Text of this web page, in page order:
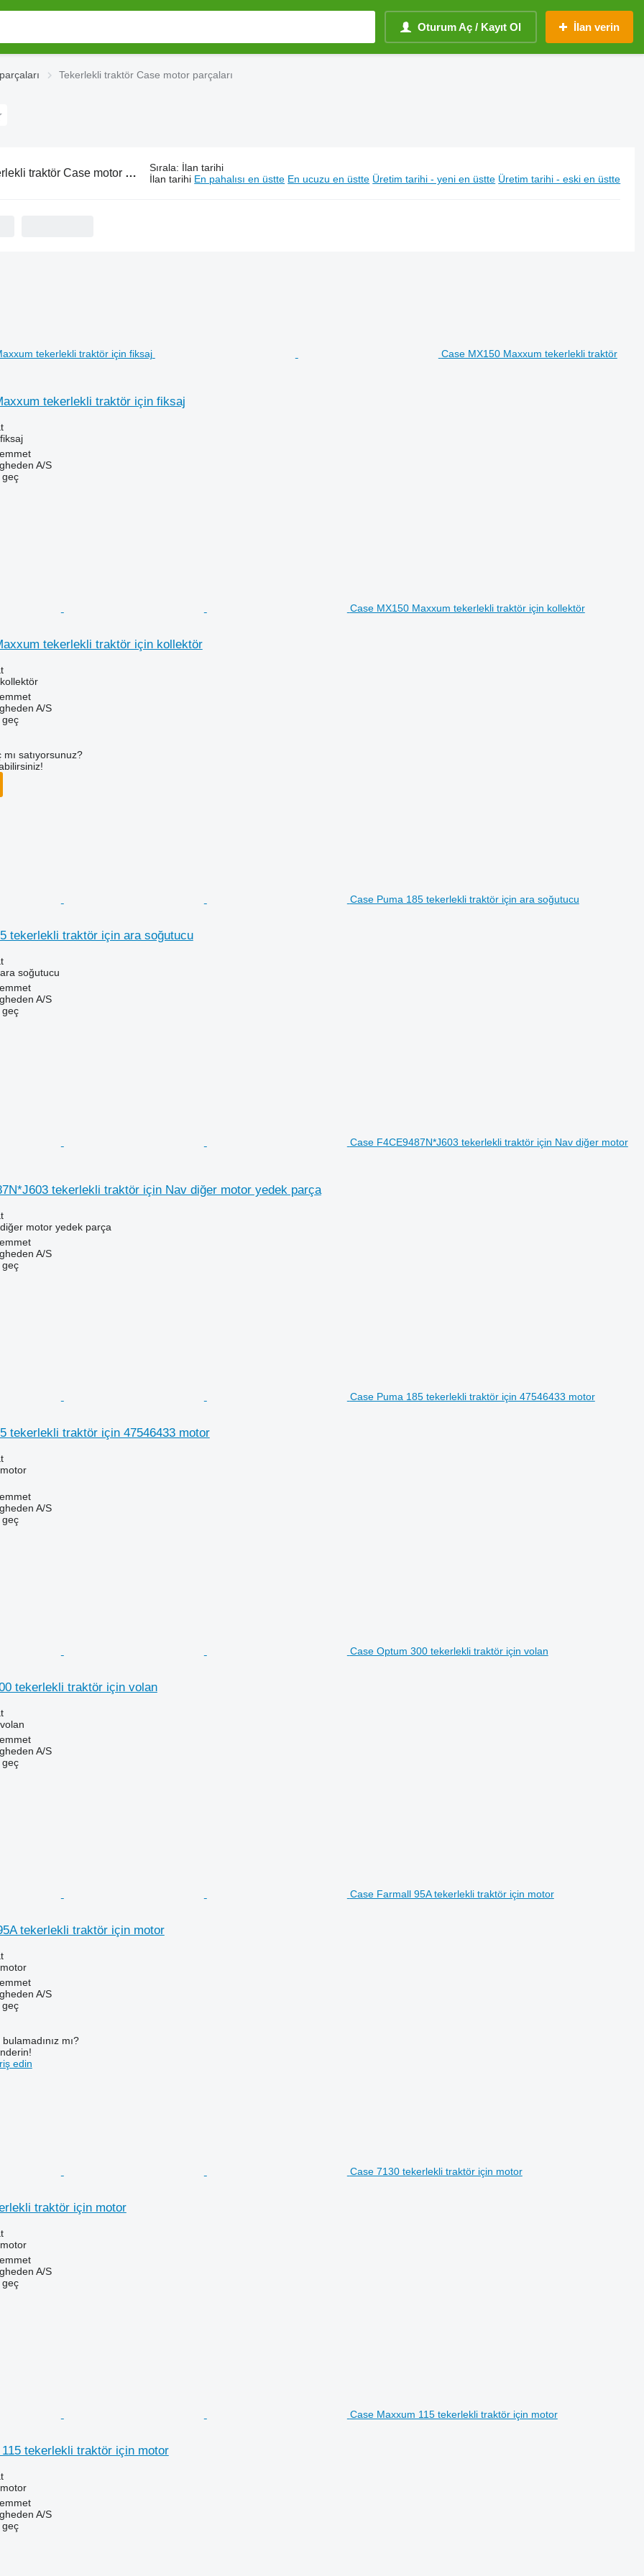
Oturum Aç / Kayıt Ol İlan verin
Tekerlekli traktör Case motor parçaları
traktör Case motor parçaları Sırala: İlan tarihi
İlan tarihi En pahalısı en üstte En ucuzu en üstte Üretim tarihi - yeni en üstte Üretim tarihi - eski en üstte
Case MX150 Maxxum tekerlekli traktör
tekerlekli traktör için fiksaj
A/S
geç
Case MX150 Maxxum tekerlekli traktör için kollektör
tekerlekli traktör için kollektör
A/S
geç
satıyorsunuz?
Case Puma 185 tekerlekli traktör için ara soğutucu
tekerlekli traktör için ara soğutucu
soğutucu
A/S
geç
Case F4CE9487N*J603 tekerlekli traktör için Nav diğer motor
tekerlekli traktör için Nav diğer motor yedek parça
motor yedek parça
A/S
geç
Case Puma 185 tekerlekli traktör için 47546433 motor
tekerlekli traktör için 47546433 motor
A/S
geç
Case Optum 300 tekerlekli traktör için volan
tekerlekli traktör için volan
A/S
geç
Case Farmall 95A tekerlekli traktör için motor
tekerlekli traktör için motor
A/S
geç
mı?
edin
Case 7130 tekerlekli traktör için motor
traktör için motor
A/S
geç
Case Maxxum 115 tekerlekli traktör için motor
tekerlekli traktör için motor
A/S
geç